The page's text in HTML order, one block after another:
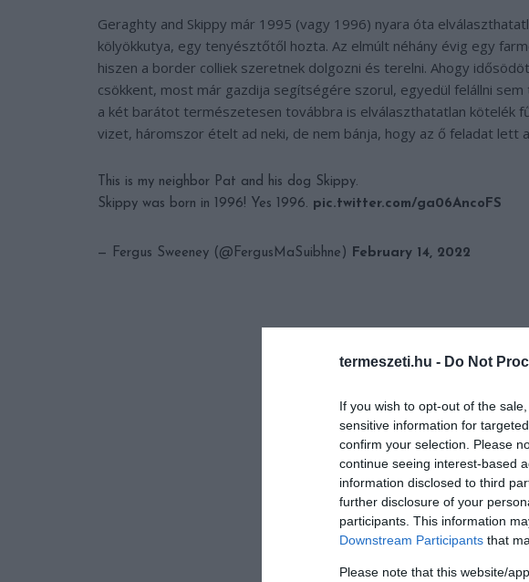
termeszeti.hu - Do Not
If you wish to opt-out of the
sensitive information for
confirm your selection. Please
continue seeing interest-based
information disclosed to third
further disclosure of your
participants. This information
Downstream Participants that
Please note that this website/
Geraghty and Skippy már 1995 (vagy 1996) nyara óta
kölyökkutya, egy tenyésztőtől hozta. Az elmúlt néhány évig egy
hiszen a border colliek szeretnek dolgozni és terelni. Ahogy
csökkent, most már gazdija segítségére szorul, egyedül felállni
a két barátot természetesen továbbra is elválaszthatatlan kötelék
vizet, háromszor ételt ad neki, de nem bánja, hogy az ő feladat lett
This is my neighbor Pat and his dog Skippy.
Skippy was born in 1996! Yes 1996. pic.twitter.com/ga06AncoFS
— Fergus Sweeney (@FergusMaSuibhne) February 14, 2022